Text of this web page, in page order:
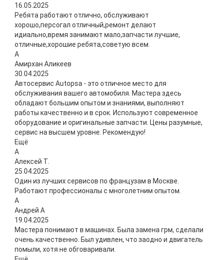
16.05.2025
Ребята работают отлично, обслуживают
хорошо,персогал отличный,ремонт делают
идиально,время занимают мало,запчасти лучшие,
отличные,хорошие ребята,советую всем.
А
Амирхан Аликеев
30.04.2025
Автосервис Autopsa - это отличное место для
обслуживания вашего автомобиля. Мастера здесь
обладают большим опытом и знаниями, выполняют
работы качественно и в срок. Используют современное
оборудование и оригинальные запчасти. Цены разумные,
сервис на высшем уровне. Рекомендую!
Ещё
А
Алексей Т.
25.04.2025
Один из лучших сервисов по французам в Москве.
Работают профессионалы с многолетним опытом.
А
Андрей А
19.04.2025
Мастера понимают в машинах. Была замена грм, сделали
очень качественно. Был удивлен, что заодно и двигатель
помыли, хотя не обговаривали.